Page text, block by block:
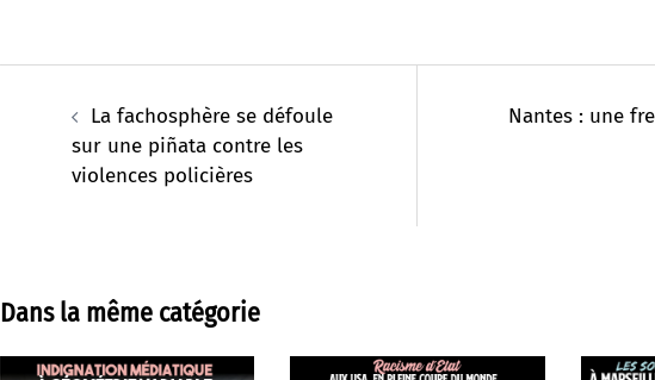
d’articleLa fachosphère se défoule
sur une piñata contre les
violences policières
Nantes : une
Dans la même catégorie